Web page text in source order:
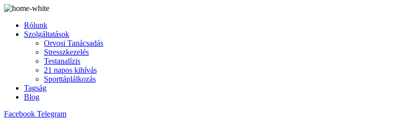
Rólunk
Szolgáltatások
Orvosi Tanácsadás
Stresszkezelés
Testanalízis
21 napos kihívás
Sporttáplálkozás
Tagság
Blog
Facebook Telegram